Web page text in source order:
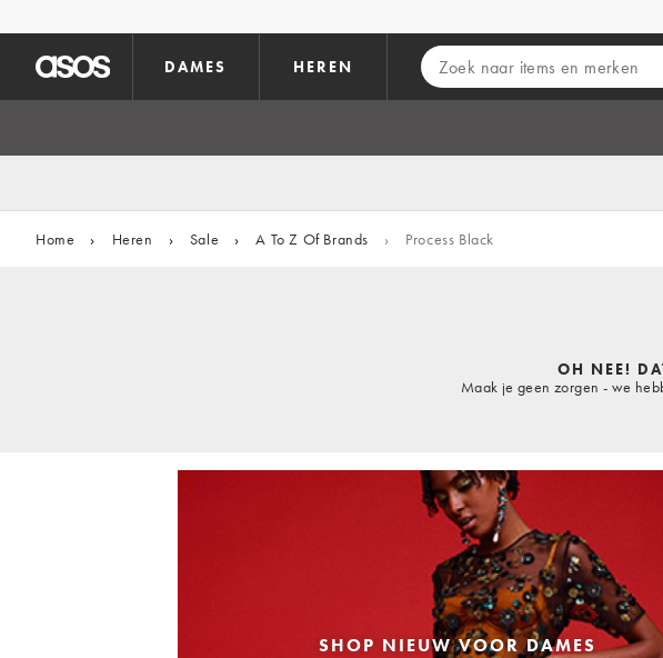
DAMES HEREN
Home › Heren › Sale › A To Z Of Brands › Process Black
OH NEE!
Maak je geen zorgen - we
SHOP NIEUW VOOR DAMES